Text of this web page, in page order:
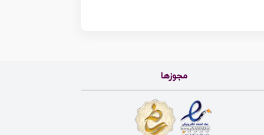
مجوزها